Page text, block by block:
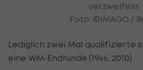
verzweifeln
Foto: ©IMAGO /
Lediglich zwei Mal qualifizierte
eine WM-Endrunde (1966, 2010).